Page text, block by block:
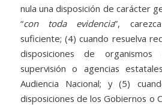
nula una disposición de carácter
“con toda evidencia”,
suficiente; (4) cuando resuelva
disposiciones de
supervisión o agencias
Audiencia Nacional; y (5)
disposiciones de los Gobiernos o